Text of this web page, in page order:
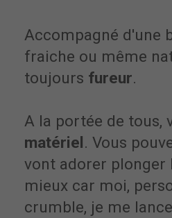
Accompagné d'une
fraiche ou même
toujours fureur.
A la portée de tous,
matériel . Vous
vont adorer plonger
mieux car moi,
crumble, je me